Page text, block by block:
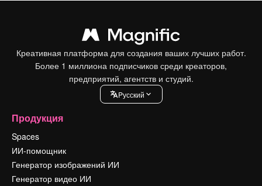
Креативная платформа для создания ваших лучших работ.
Более 1 миллиона подписчиков среди креаторов,
предприятий, агентств и студий.
Pусский
Продукция
Spaces
ИИ-помощник
Генератор изображений ИИ
Генератор видео ИИ